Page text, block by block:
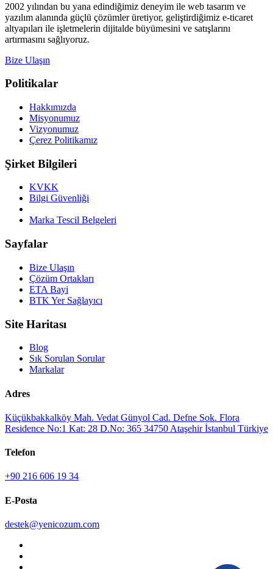
2002 yılından bu yana edindiğimiz deneyim ile web tasarım ve
yazılım alanında güçlü çözümler üretiyor, geliştirdiğimiz e-ticaret
altyapıları ile işletmelerin dijitalde büyümesini ve satışlarını
artırmasını sağlıyoruz.
Bize Ulaşın
Politikalar
Hakkımızda
Misyonumuz
Vizyonumuz
Çerez Politikamız
Şirket Bilgileri
KVKK
Bilgi Güvenliği
Marka Tescil Belgeleri
Sayfalar
Bize Ulaşın
Çözüm Ortakları
ETA Bayi
BTK Yer Sağlayıcı
Site Haritası
Blog
Sık Sorulan Sorular
Markalar
Adres
Küçükbakkalköy Mah. Vedat Günyol Cad. Defne Sok. Flora
Residence No:1 Kat: 28 D.No: 365 34750 Ataşehir İstanbul Türkiye
Telefon
+90 216 606 19 34
E-Posta
destek@yenicozum.com